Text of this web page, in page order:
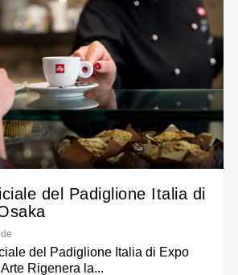
del Padiglione Italia di
del Padiglione Italia di Expo
Rigenera la...